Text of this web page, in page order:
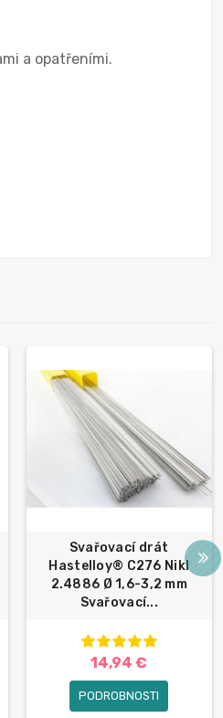
a opatřeními.
Svařovací drát
Hastelloy® C276 Nikl
2.4886 Ø 1,6-3,2 mm
Svařovací...
14,94 €
PODROBNOSTI